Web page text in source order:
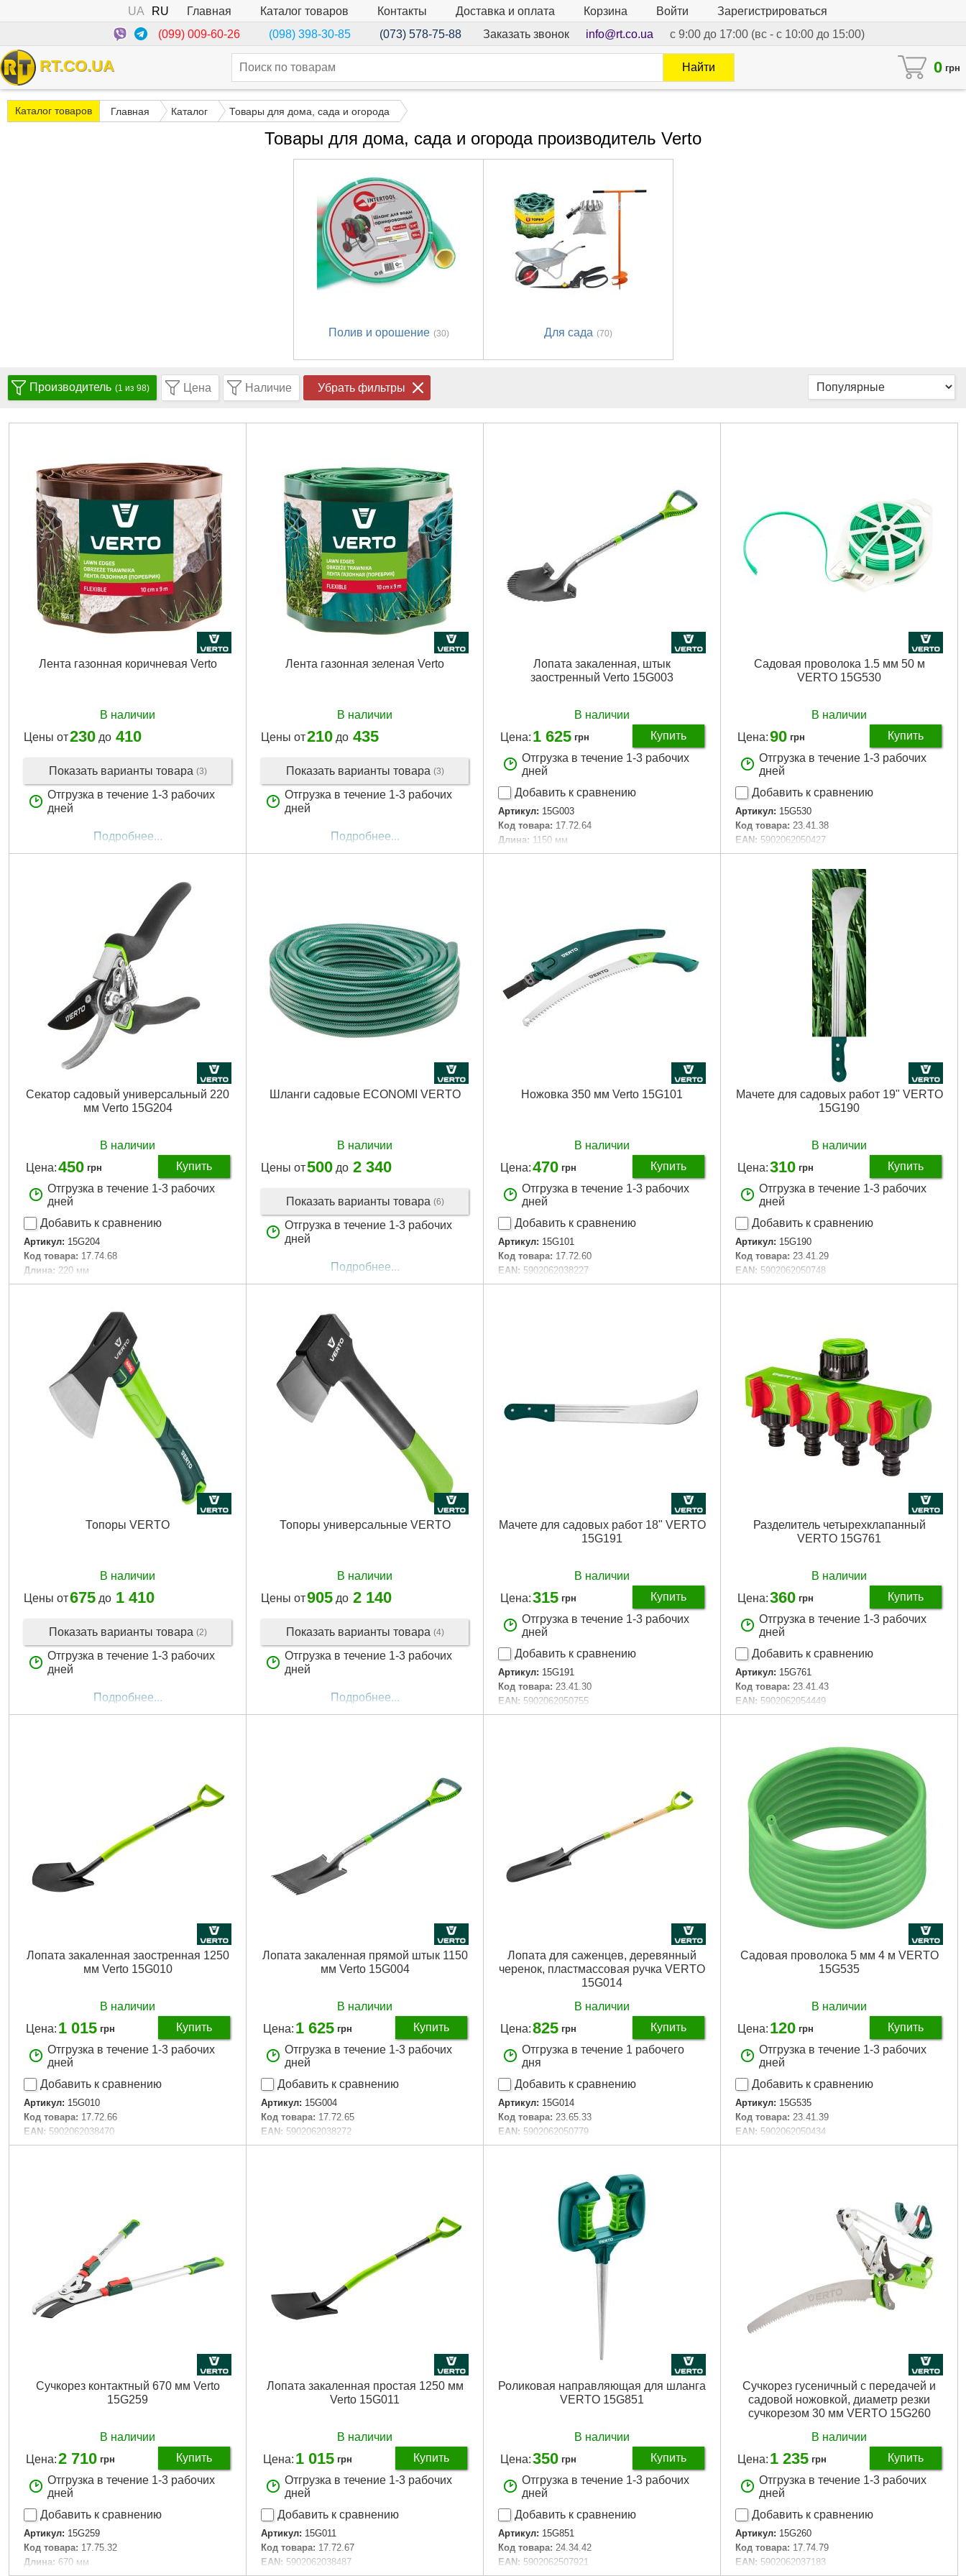
UA RU Главная Каталог товаров Контакты Доставка и оплата Корзина Войти
Зарегистрироваться
(099) 009-60-26
(098) 398-30-85 (073) 578-75-88 Заказать звонок info@rt.co.ua с 9:00 до 17:00 (вс - с 10:00 до 15:00)
RT.CO.UA 0 грн
Найти
Каталог товаров Главная Каталог Товары для дома, сада и огорода
Товары для дома, сада и огорода производитель Verto
Полив и орошение (30) Для сада (70)
Производитель (1 из 98) Цена Наличие Убрать фильтры
Лента газонная коричневая Verto
В наличии
Цены от230 до 410
Показать варианты товара (3)
Отгрузка в течение 1-3 рабочих
дней
Подробнее...
Лента газонная зеленая Verto
В наличии
Цены от210 до 435
Показать варианты товара (3)
Отгрузка в течение 1-3 рабочих
дней
Подробнее...
Лопата закаленная, штык
заостренный Verto 15G003
В наличии
Цена: 1 625 грн
Купить
Отгрузка в течение 1-3 рабочих
дней
Добавить к сравнению
Артикул: 15G003
Код товара: 17.72.64
Длина: 1150 мм
Габариты упаковки: 1250x220x60 мм
Садовая проволока 1.5 мм 50 м
VERTO 15G530
В наличии
Цена:90 грн
Купить
Отгрузка в течение 1-3 рабочих
дней
Добавить к сравнению
Артикул: 15G530
Код товара: 23.41.38
EAN: 5902062050427
Тип садового инструмента: садовая
Габариты упаковки: 70x70x40 мм
200 г
Подробнее...
Секатор садовый универсальный 220
мм Verto 15G204
В наличии
Цена:450 грн
Купить
Отгрузка в течение 1-3 рабочих
дней
Добавить к сравнению
Артикул: 15G204
Код товара: 17.74.68
Длина: 220 мм
Габариты упаковки: 280x90x30 мм
Подробнее...
Шланги садовые ECONOMI VERTO
В наличии
Цены от500 до 2 340
Показать варианты товара (6)
Отгрузка в течение 1-3 рабочих
дней
Подробнее...
Ножовка 350 мм Verto 15G101
В наличии
Цена:470 грн
Купить
Отгрузка в течение 1-3 рабочих
дней
Добавить к сравнению
Артикул: 15G101
Код товара: 17.72.60
EAN: 5902062038227
Материал упаковки: sliding card
Мачете для садовых работ 19" VERTO
15G190
В наличии
Цена:310 грн
Купить
Отгрузка в течение 1-3 рабочих
дней
Добавить к сравнению
Артикул: 15G190
Код товара: 23.41.29
EAN: 5902062050748
Тип садового инструмента: Maczeta
Подробнее...
Топоры VERTO
В наличии
Цены от675 до 1 410
Показать варианты товара (2)
Отгрузка в течение 1-3 рабочих
дней
Подробнее...
Топоры универсальные VERTO
В наличии
Цены от905 до 2 140
Показать варианты товара (4)
Отгрузка в течение 1-3 рабочих
дней
Подробнее...
Мачете для садовых работ 18" VERTO
15G191
В наличии
Цена:315 грн
Купить
Отгрузка в течение 1-3 рабочих
дней
Добавить к сравнению
Артикул: 15G191
Код товара: 23.41.30
EAN: 5902062050755
Тип садового инструмента: Maczeta
Разделитель четырехклапанный
VERTO 15G761
В наличии
Цена:360 грн
Купить
Отгрузка в течение 1-3 рабочих
дней
Добавить к сравнению
Артикул: 15G761
Код товара: 23.41.43
EAN: 5902062054449
Материал упаковки: hanging card
Материал, из которого изготовлен
Пластик
адаптер на кран: 3/4"- 1"
Габариты упаковки: 170x100x70 мм
Вес брутто: 250 г
Подробнее...
Лопата закаленная заостренная 1250
мм Verto 15G010
В наличии
Цена: 1 015 грн
Купить
Отгрузка в течение 1-3 рабочих
дней
Добавить к сравнению
Артикул: 15G010
Код товара: 17.72.66
EAN: 5902062038470
Материал упаковки: sticker
из пластмассы
Ширина головки лопаты:
Длина головки лопаты:
Габариты упаковки:
Вес брутто: 2,000 г
Лопата закаленная прямой штык 1150
мм Verto 15G004
В наличии
Цена: 1 625 грн
Купить
Отгрузка в течение 1-3 рабочих
дней
Добавить к сравнению
Артикул: 15G004
Код товара: 17.72.65
EAN: 5902062038272
Материал упаковки: sticker
280 mm
1250x250x40 мм
Подробнее...
Лопата для саженцев, деревянный
черенок, пластмассовая ручка VERTO
15G014
В наличии
Цена:825 грн
Купить
Отгрузка в течение 1 рабочего
дня
Добавить к сравнению
Артикул: 15G014
Код товара: 23.65.33
EAN: 5902062050779
Материал упаковки: бирка
прямой, на заклепках
Тип рукоятки: D
Полная длина продукта: 1280 mm
Материал ручки:
древесина
двухкомпонентный
Габариты упаковки: 1260x160x70 мм
Садовая проволока 5 мм 4 м VERTO
15G535
В наличии
Цена: 120 грн
Купить
Отгрузка в течение 1-3 рабочих
дней
Добавить к сравнению
Артикул: 15G535
Код товара: 23.41.39
EAN: 5902062050434
Тип садового инструмента: садовая
Подробнее...
Сучкорез контактный 670 мм Verto
15G259
В наличии
Цена:2 710 грн
Купить
Отгрузка в течение 1-3 рабочих
дней
Добавить к сравнению
Артикул: 15G259
Код товара: 17.75.32
Длина: 670 мм
Лопата закаленная простая 1250 мм
Verto 15G011
В наличии
Цена: 1 015 грн
Купить
Отгрузка в течение 1-3 рабочих
дней
Добавить к сравнению
Артикул: 15G011
Код товара: 17.72.67
EAN: 5902062038487
Роликовая направляющая для шланга
VERTO 15G851
В наличии
Цена:350 грн
Купить
Отгрузка в течение 1-3 рабочих
дней
Добавить к сравнению
Артикул: 15G851
Код товара: 24.34.42
EAN: 5902062507921
Сучкорез гусеничный с передачей и
садовой ножовкой, диаметр резки
сучкорезом 30 мм VERTO 15G260
В наличии
Цена: 1 235 грн
Купить
Отгрузка в течение 1-3 рабочих
дней
Добавить к сравнению
Артикул: 15G260
Код товара: 17.74.79
EAN: 5902062037183